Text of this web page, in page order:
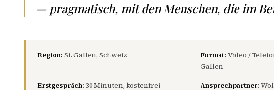
— pragmatisch, mit den Menschen, die im
Region: St. Gallen, Schweiz Format: Video /
Gallen
Erstgespräch: 30 Minuten, kostenfrei Ansprechpartner: